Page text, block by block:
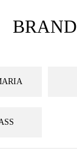
BRAND